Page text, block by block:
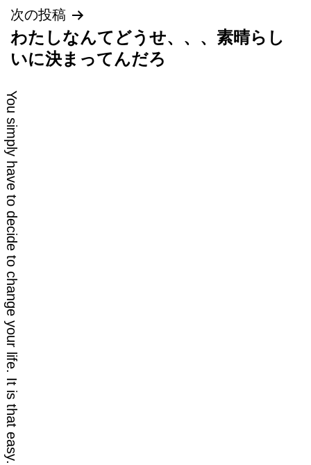
ナ
ビ
ー
シ
ョ
ン
次の投稿
わたしなんてどうせ、、、素晴らし
いに決まってんだろ
You simply have to decide to change your life. It is that easy.